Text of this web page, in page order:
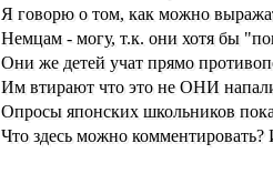
Я говорю о том, как можно
Немцам - могу, т.к. они хотя бы
Они же детей учат прямо
Им втирают что это не ОНИ
Опросы японских школьников
Что здесь можно комментировать?